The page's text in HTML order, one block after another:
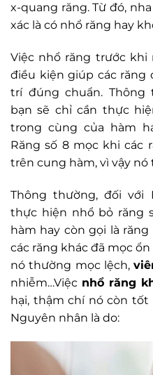
x-quang răng. Từ đó,
xác là có nhổ răng hay
Việc nhổ răng trước
điều kiện giúp các răng
trí đúng chuẩn. Thông
bạn sẽ chỉ cần thực
trong cùng của hàm
Răng số 8 mọc khi các
trên cung hàm, vì vậy
Thông thường, đối với
thực hiện nhổ bỏ răng
hàm hay còn gọi là răng
các răng khác đã mọc
nó thường mọc lệch,
nhiễm…Việc nhổ răng
hại, thậm chí nó còn
Nguyên nhân là do: